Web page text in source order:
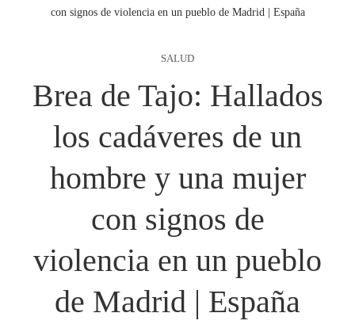
con signos de violencia en un pueblo de Madrid | España
SALUD
Brea de Tajo: Hallados
los cadáveres de un
hombre y una mujer
con signos de
violencia en un pueblo
de Madrid | España